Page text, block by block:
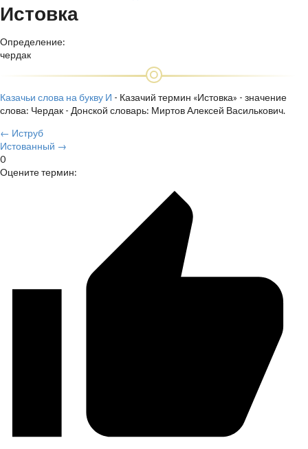
Истовка
Определение:
чердак
Казачьи слова на букву И - Казачий термин «Истовка» - значение
слова: Чердак - Донской словарь: Миртов Алексей Василькович.
← Иструб
Истованный →
0
Оцените термин: